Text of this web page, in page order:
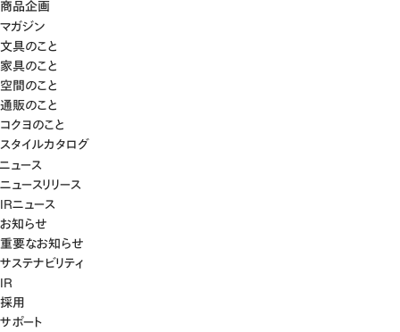
商品企画
マガジン
文具のこと
家具のこと
空間のこと
通販のこと
コクヨのこと
スタイルカタログ
ニュース
ニュースリリース
IRニュース
お知らせ
重要なお知らせ
サステナビリティ
IR
採用
サポート